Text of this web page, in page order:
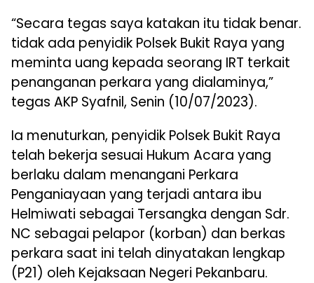
“Secara tegas saya katakan itu tidak benar.
tidak ada penyidik Polsek Bukit Raya yang
meminta uang kepada seorang IRT terkait
penanganan perkara yang dialaminya,”
tegas AKP Syafnil, Senin (10/07/2023).
Ia menuturkan, penyidik Polsek Bukit Raya
telah bekerja sesuai Hukum Acara yang
berlaku dalam menangani Perkara
Penganiayaan yang terjadi antara ibu
Helmiwati sebagai Tersangka dengan Sdr.
NC sebagai pelapor (korban) dan berkas
perkara saat ini telah dinyatakan lengkap
(P21) oleh Kejaksaan Negeri Pekanbaru.